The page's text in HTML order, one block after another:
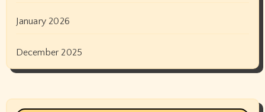
January 2026
December 2025